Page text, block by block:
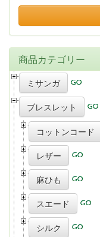
商品カテゴリー
ミサンガ
ブレスレット
コットンコード
レザー
麻ひも
スエード
シルク